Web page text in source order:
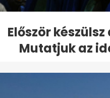
Először
Mutatjuk az